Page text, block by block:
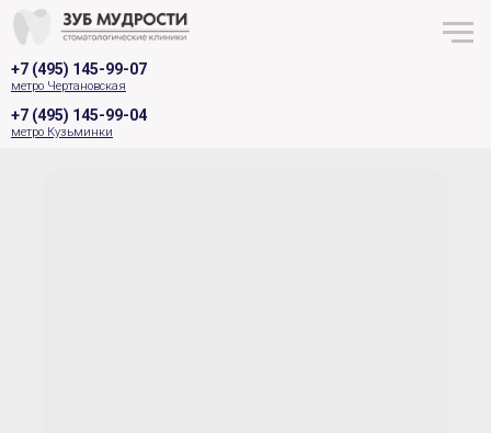
+7 (495) 145-99-04
+7 (495) 145-99-07
метро Кузьминки
метро Чертановская